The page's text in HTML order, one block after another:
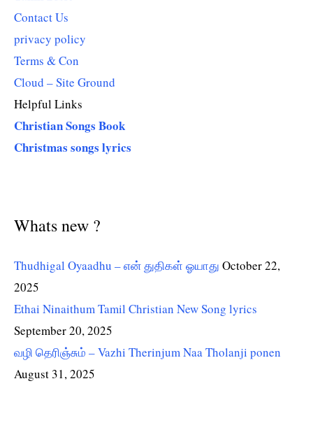
Contact Us
privacy policy
Terms & Con
Cloud – Site Ground
Helpful Links
Christian Songs Book
Christmas songs lyrics
Whats new ?
Thudhigal Oyaadhu – என் துதிகள் ஓயாது October 22,
2025
Ethai Ninaithum Tamil Christian New Song lyrics
September 20, 2025
வழி தெரிஞ்சும் – Vazhi Therinjum Naa Tholanji ponen
August 31, 2025